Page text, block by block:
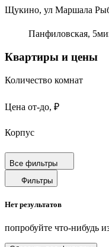
Щукино, ул Маршала
Панфиловская, 5
Квартиры и цены
Количество комнат
Цена от-до, ₽
Корпус
Срок сдачи
Площадь от-до, м²
Площадь кухни от-до, м²
Площадь балкона от-до,
Все фильтры
Фильтры
Нет результатов
попробуйте что-нибудь